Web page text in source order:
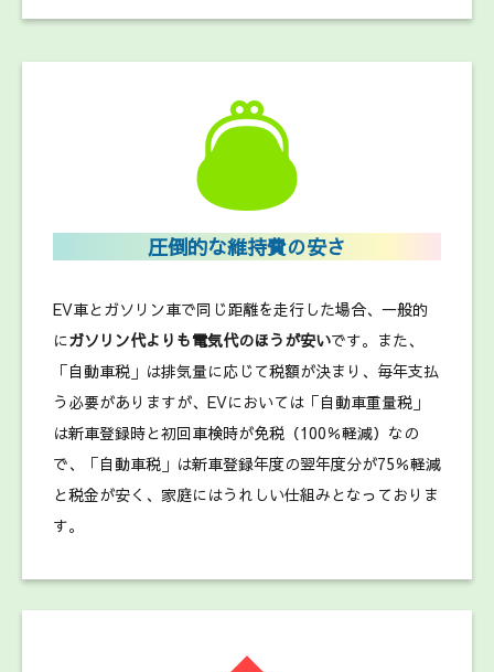
圧倒的な維持費の安さ
EV車とガソリン車で同じ距離を走行した場合、一般的
にガソリン代よりも電気代のほうが安いです。また、
「自動車税」は排気量に応じて税額が決まり、毎年支払
う必要がありますが、EVにおいては「自動車重量税」
は新車登録時と初回車検時が免税（100％軽減）なの
で、「自動車税」は新車登録年度の翌年度分が75％軽減
と税金が安く、家庭にはうれしい仕組みとなっておりま
す。